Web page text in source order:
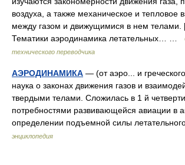
воздуха, а также механическое и тепловое
между газом и движущимися в нем
Тематики аэродинамика летательных… …
технического переводчика
АЭРОДИНАМИКА — (от аэро... и
наука о законах движения газов и
твердыми телами. Сложилась в 1 й
потребностями развивающейся авиации в
определении подъемной силы
энциклопедия